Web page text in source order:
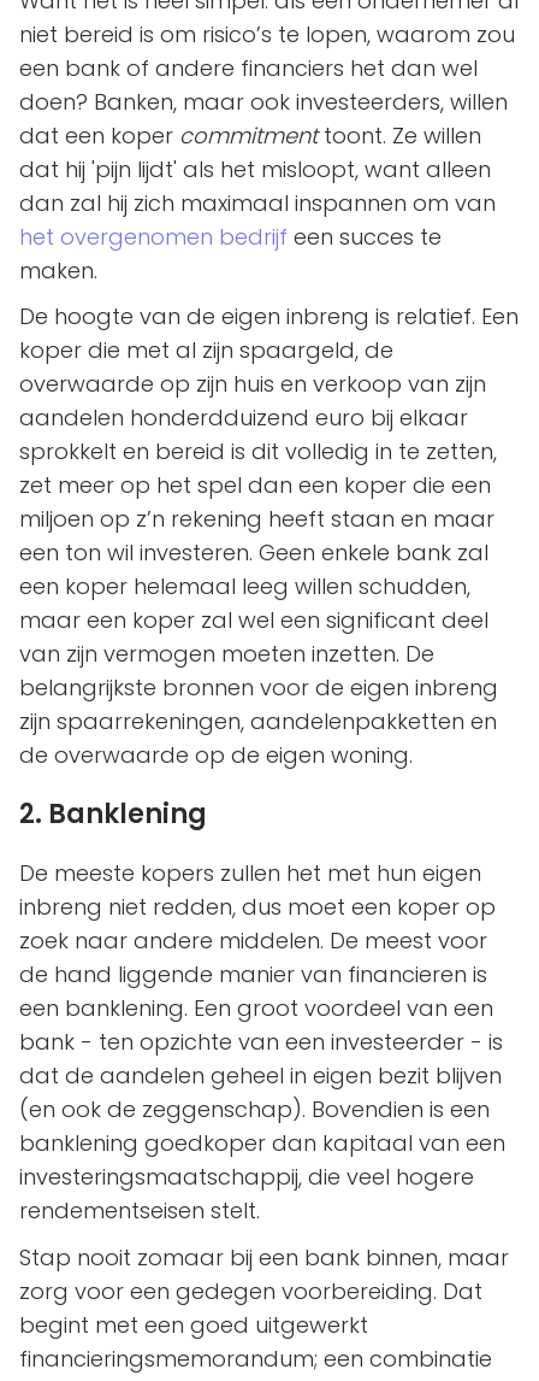
niet bereid is om risico’s te lopen, waarom zou
een bank of andere financiers het dan wel
doen? Banken, maar ook investeerders, willen
dat een koper commitmenttoont. Ze willen
dat hij 'pijn lijdt' als het misloopt, want alleen
dan zal hij zich maximaal inspannen om van
het overgenomen bedrijf een succes te
maken.
De hoogte van de eigen inbreng is relatief. Een
koper die met al zijn spaargeld, de
overwaarde op zijn huis en verkoop van zijn
aandelen honderdduizend euro bij elkaar
sprokkelt en bereid is dit volledig in te zetten,
zet meer op het spel dan een koper die een
miljoen op z’n rekening heeft staan en maar
een ton wil investeren. Geen enkele bank zal
een koper helemaal leeg willen schudden,
maar een koper zal wel een significant deel
van zijn vermogen moeten inzetten. De
belangrijkste bronnen voor de eigen inbreng
zijn spaarrekeningen, aandelenpakketten en
de overwaarde op de eigen woning.
2. Banklening
De meeste kopers zullen het met hun eigen
inbreng niet redden, dus moet een koper op
zoek naar andere middelen. De meest voor
de hand liggende manier van financieren is
een banklening. Een groot voordeel van een
bank - ten opzichte van een investeerder - is
dat de aandelen geheel in eigen bezit blijven
(en ook de zeggenschap). Bovendien is een
banklening goedkoper dan kapitaal van een
investeringsmaatschappij, die veel hogere
rendementseisen stelt.
Stap nooit zomaar bij een bank binnen, maar
zorg voor een gedegen voorbereiding. Dat
begint met een goed uitgewerkt
financieringsmemorandum; een combinatie